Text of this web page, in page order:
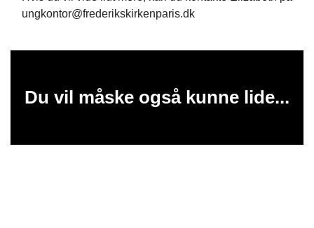
ungkontor@frederikskirkenparis.dk
Du vil måske også kunne lide...